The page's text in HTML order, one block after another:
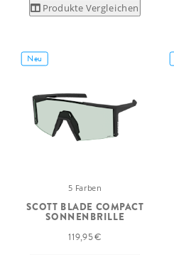
Produkte Vergleichen
Neu
5 Farben
SCOTT BLADE COMPACT
SONNENBRILLE
119,95 €